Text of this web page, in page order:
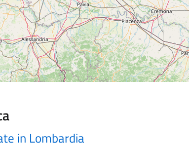
in Lombardia